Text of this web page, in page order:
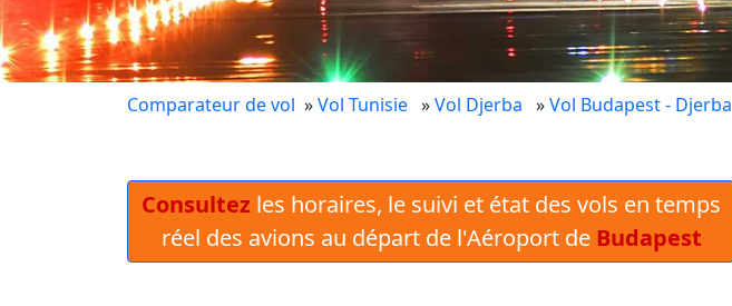
Comparateur de vol »Vol Tunisie »Vol Djerba »Vol Budapest - Djerba
Consultez les horaires, le suivi et état des vols en temps
réel des avions au départ de l'Aéroport de Budapest